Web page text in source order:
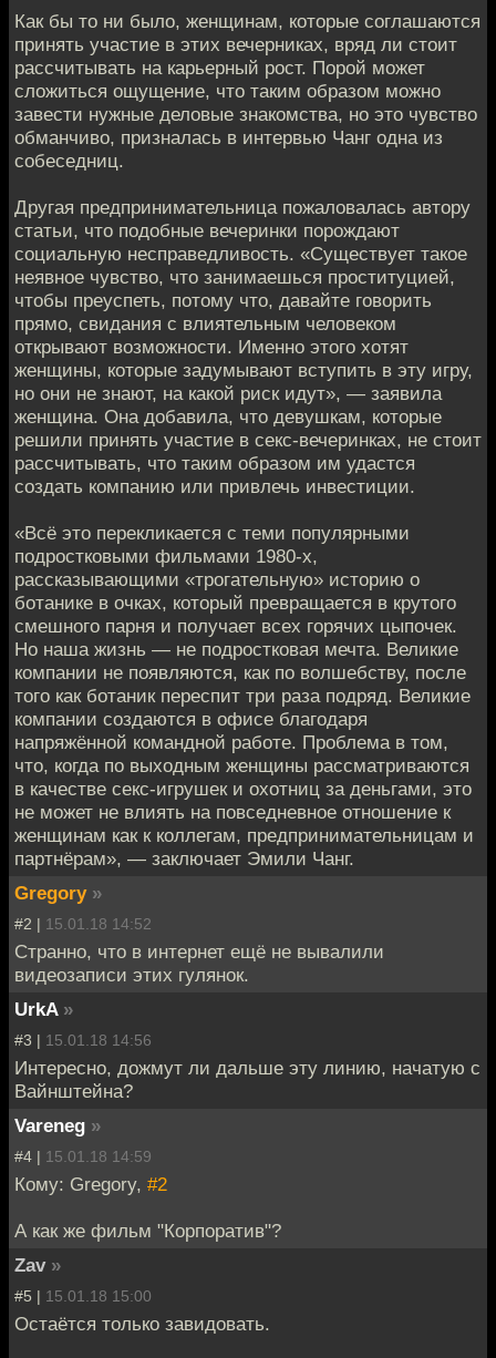
Как бы то ни было, женщинам, которые соглашаются
принять участие в этих вечерниках, вряд ли стоит
рассчитывать на карьерный рост. Порой может
сложиться ощущение, что таким образом можно
завести нужные деловые знакомства, но это чувство
обманчиво, призналась в интервью Чанг одна из
собеседниц.
Другая предпринимательница пожаловалась автору
статьи, что подобные вечеринки порождают
социальную несправедливость. «Существует такое
неявное чувство, что занимаешься проституцией,
чтобы преуспеть, потому что, давайте говорить
прямо, свидания с влиятельным человеком
открывают возможности. Именно этого хотят
женщины, которые задумывают вступить в эту игру,
но они не знают, на какой риск идут», — заявила
женщина. Она добавила, что девушкам, которые
решили принять участие в секс-вечеринках, не стоит
рассчитывать, что таким образом им удастся
создать компанию или привлечь инвестиции.
«Всё это перекликается с теми популярными
подростковыми фильмами 1980-х,
рассказывающими «трогательную» историю о
ботанике в очках, который превращается в крутого
смешного парня и получает всех горячих цыпочек.
Но наша жизнь — не подростковая мечта. Великие
компании не появляются, как по волшебству, после
того как ботаник переспит три раза подряд. Великие
компании создаются в офисе благодаря
напряжённой командной работе. Проблема в том,
что, когда по выходным женщины рассматриваются
в качестве секс-игрушек и охотниц за деньгами, это
не может не влиять на повседневное отношение к
женщинам как к коллегам, предпринимательницам и
партнёрам», — заключает Эмили Чанг.
Gregory »
#2 | 15.01.18 14:52
Странно, что в интернет ещё не вывалили
видеозаписи этих гулянок.
UrkA »
#3 | 15.01.18 14:56
Интересно, дожмут ли дальше эту линию, начатую с
Вайнштейна?
Vareneg »
#4 | 15.01.18 14:59
Кому: Gregory, #2
А как же фильм "Корпоратив"?
Zav »
#5 | 15.01.18 15:00
Остаётся только завидовать.